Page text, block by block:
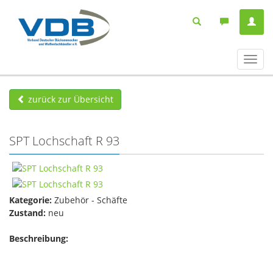
ein-/
zurück zur Übersicht
SPT Lochschaft R 93
Kategorie: Zubehör - Schäfte
Zustand: neu
Beschreibung: